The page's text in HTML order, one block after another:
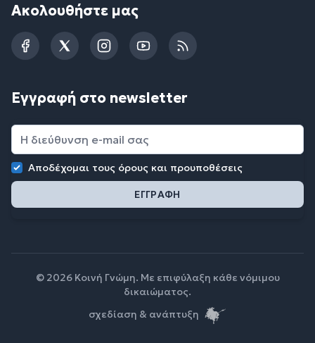
Ακολουθήστε μας
FacebookTwitterInstagramYouTubeRSS
Εγγραφή στο newsletter
Αποδέχομαι τους όρους και προυποθέσεις
© 2026 Κοινή Γνώμη. Με επιφύλαξη κάθε νόμιμου
δικαιώματος.
σχεδίαση & ανάπτυξη